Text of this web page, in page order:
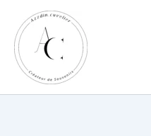
principal
contenu